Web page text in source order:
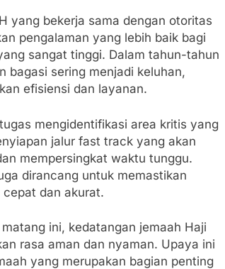
yang bekerja sama dengan otoritas
pengalaman yang lebih baik bagi
sangat tinggi. Dalam tahun-tahun
bagasi sering menjadi keluhan,
efisiensi dan layanan.
mengidentifikasi area kritis yang
jalur fast track yang akan
mempersingkat waktu tunggu.
dirancang untuk memastikan
dan akurat.
ini, kedatangan jemaah Haji
rasa aman dan nyaman. Upaya ini
yang merupakan bagian penting